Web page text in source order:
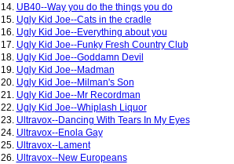
14. UB40--Way you do the things you do
15. Ugly Kid Joe--Cats in the cradle
16. Ugly Kid Joe--Everything about you
17. Ugly Kid Joe--Funky Fresh Country Club
18. Ugly Kid Joe--Goddamn Devil
19. Ugly Kid Joe--Madman
20. Ugly Kid Joe--Milman's Son
21. Ugly Kid Joe--Mr Recordman
22. Ugly Kid Joe--Whiplash Liquor
23. Ultravox--Dancing With Tears In My Eyes
24. Ultravox--Enola Gay
25. Ultravox--Lament
26. Ultravox--New Europeans